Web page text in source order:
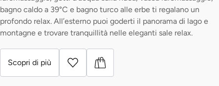
bagno caldo a 39°C e bagno turco alle erbe ti regalano un
profondo relax. All’esterno puoi goderti il panorama di lago e
montagne e trovare tranquillità nelle eleganti sale relax.
Scopri di più